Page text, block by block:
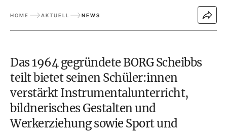
HOME AKTUELL NEWS
Das 1964 gegründete BORG Scheibbs
teilt bietet seinen Schüler:innen
verstärkt Instrumentalunterricht,
bildnerisches Gestalten und
Werkerziehung sowie Sport und